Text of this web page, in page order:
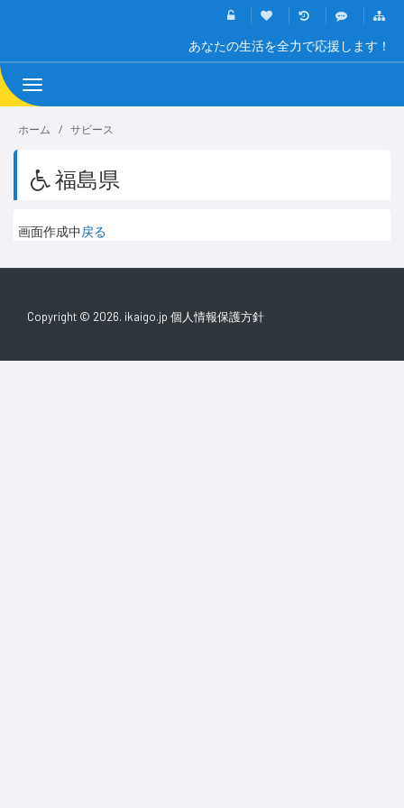
あなたの生活を全力で応援します！
Toggle
navigation
ホーム サビース
福島県
画面作成中 戻る
Copyright © 2026. ikaigo.jp 個人情報保護方針